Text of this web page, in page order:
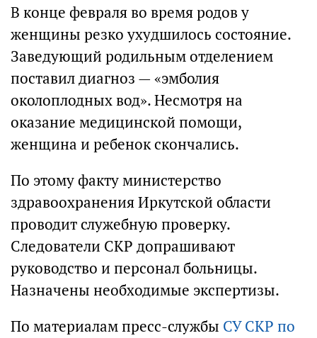
В конце февраля во время родов у
женщины резко ухудшилось состояние.
Заведующий родильным отделением
поставил диагноз — «эмболия
околоплодных вод». Несмотря на
оказание медицинской помощи,
женщина и ребенок скончались.
По этому факту министерство
здравоохранения Иркутской области
проводит служебную проверку.
Следователи СКР допрашивают
руководство и персонал больницы.
Назначены необходимые экспертизы.
По материалам пресс-службы СУ СКР по